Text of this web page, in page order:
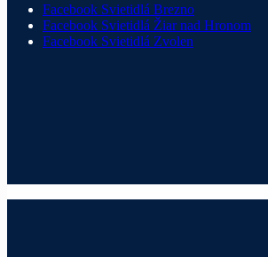
Facebook Svietidlá Brezno
Facebook Svietidlá Žiar nad Hronom
Facebook Svietidlá Zvolen